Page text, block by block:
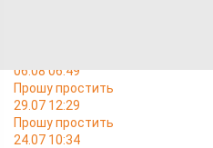
06.08 06:49
Прошу простить
29.07 12:29
Прошу простить
24.07 10:34